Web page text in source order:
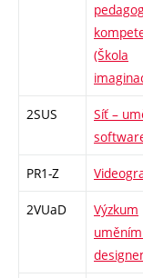
(Škola
2SUS
Síť –
PR1-Z
2VUaD
Výzkum